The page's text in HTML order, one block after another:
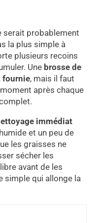
serait probablement
la plus simple à
plusieurs recoins
Une brosse de
fournie, mais il faut
après chaque
immédiat
et un peu de
les graisses ne
sécher les
avant de les
simple qui allonge la